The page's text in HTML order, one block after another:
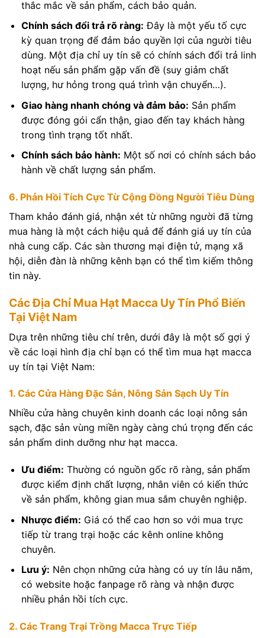
thắc mắc về sản phẩm, cách bảo quản.
Chính sách đổi trả rõ ràng: Đây là một yếu tố cực
kỳ quan trọng để đảm bảo quyền lợi của người tiêu
dùng. Một địa chỉ uy tín sẽ có chính sách đổi trả linh
hoạt nếu sản phẩm gặp vấn đề (suy giảm chất
lượng, hư hỏng trong quá trình vận chuyển…).
Giao hàng nhanh chóng và đảm bảo: Sản phẩm
được đóng gói cẩn thận, giao đến tay khách hàng
trong tình trạng tốt nhất.
Chính sách bảo hành: Một số nơi có chính sách bảo
hành về chất lượng sản phẩm.
6. Phản Hồi Tích Cực Từ Cộng Đồng Người Tiêu Dùng
Tham khảo đánh giá, nhận xét từ những người đã từng
mua hàng là một cách hiệu quả để đánh giá uy tín của
nhà cung cấp. Các sàn thương mại điện tử, mạng xã
hội, diễn đàn là những kênh bạn có thể tìm kiếm thông
tin này.
Các Địa Chỉ Mua Hạt Macca Uy Tín Phổ Biến
Tại Việt Nam
Dựa trên những tiêu chí trên, dưới đây là một số gợi ý
về các loại hình địa chỉ bạn có thể tìm mua hạt macca
uy tín tại Việt Nam:
1. Các Cửa Hàng Đặc Sản, Nông Sản Sạch Uy Tín
Nhiều cửa hàng chuyên kinh doanh các loại nông sản
sạch, đặc sản vùng miền ngày càng chú trọng đến các
sản phẩm dinh dưỡng như hạt macca.
Ưu điểm: Thường có nguồn gốc rõ ràng, sản phẩm
được kiểm định chất lượng, nhân viên có kiến thức
về sản phẩm, không gian mua sắm chuyên nghiệp.
Nhược điểm: Giá có thể cao hơn so với mua trực
tiếp từ trang trại hoặc các kênh online không
chuyên.
Lưu ý: Nên chọn những cửa hàng có uy tín lâu năm,
có website hoặc fanpage rõ ràng và nhận được
nhiều phản hồi tích cực.
2. Các Trang Trại Trồng Macca Trực Tiếp